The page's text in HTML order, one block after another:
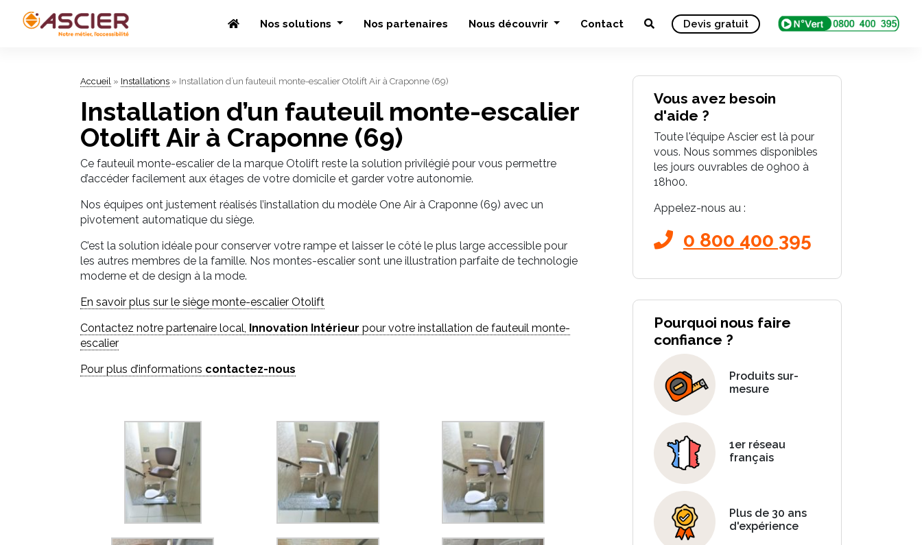
Nos solutions Nos partenaires Nous découvrir Contact Devis gratuit
Accueil » Installations » Installation d’un fauteuil monte-escalier Otolift Air à Craponne (69)
Installation d’un fauteuil monte-escalier
Otolift Air à Craponne (69)
Ce fauteuil monte-escalier de la marque Otolift reste la solution privilégié pour vous permettre
d’accéder facilement aux étages de votre domicile et garder votre autonomie.
Nos équipes ont justement réalisés l’installation du modèle One Air à Craponne (69) avec un
pivotement automatique du siège.
C’est la solution idéale pour conserver votre rampe et laisser le côté le plus large accessible pour
les autres membres de la famille. Nos montes-escalier sont une illustration parfaite de technologie
moderne et de design à la mode.
En savoir plus sur le siège monte-escalier Otolift
Contactez notre partenaire local, Innovation Intérieur pour votre installation de fauteuil monte-
escalier
Pour plus d’informations contactez-nous
Vous avez besoin
d'aide ?
Toute l'équipe Ascier est là pour
vous. Nous sommes disponibles
les jours ouvrables de 09h00 à
18h00.
Appelez-nous au :
0 800 400 395
Pourquoi nous faire
confiance ?
Produits sur-
mesure
1er réseau
français
Plus de 30 ans
d'expérience